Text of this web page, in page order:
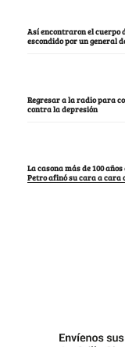
Así encontraron el cuerpo
escondido por un general
Regresar a la radio para
contra la depresión
La casona más de 100
Petro afinó su cara a cara